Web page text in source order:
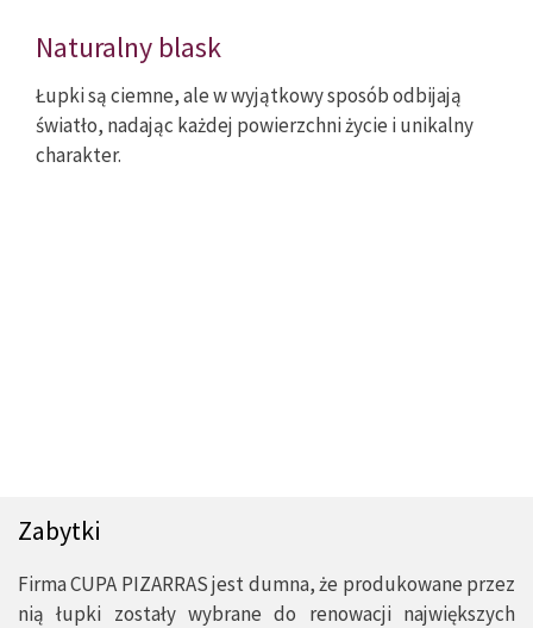
Naturalny blask
Łupki są ciemne, ale w wyjątkowy sposób odbijają
światło, nadając każdej powierzchni życie i unikalny
charakter.
Zabytki
Firma CUPA PIZARRAS jest dumna, że produkowane przez
nią łupki zostały wybrane do renowacji największych